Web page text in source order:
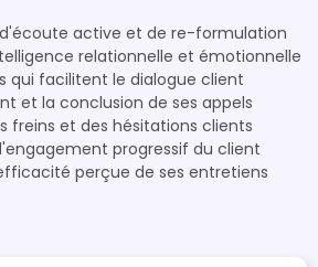
active et de re-formulation
relationnelle et émotionnelle
qui facilitent le dialogue client
et la conclusion de ses appels
freins et des hésitations clients
progressif du client
perçue de ses entretiens